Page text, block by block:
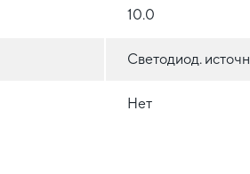
10.0
Светодиод.
Нет